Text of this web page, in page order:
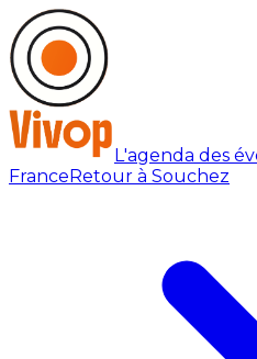
L'agenda des
FranceRetour à Souchez